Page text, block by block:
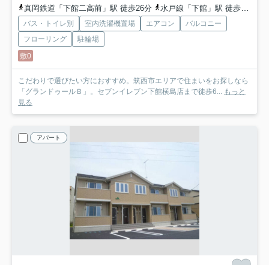
真岡鉄道「下館二高前」駅 徒歩26分
水戸線「下館」駅 徒歩29分
バス・トイレ別 室内洗濯機置場 エアコン
バルコニー
フローリング
駐輪場
敷0
こだわりで選びたい方におすすめ。筑西市エリアで住まいをお探しなら
「グランドゥールＢ」。セブンイレブン下館横島店まで徒歩6...
もっと
見る
アパート